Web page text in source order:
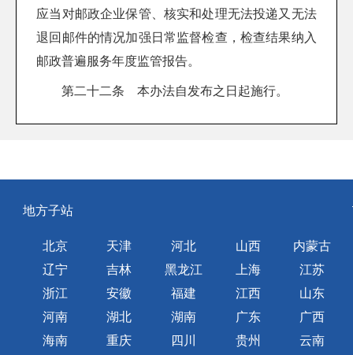
应当对邮政企业保管、核实和处理无法投递又无法
退回邮件的情况加强日常监督检查，检查结果纳入
邮政普遍服务年度监管报告。
第二十二条 本办法自发布之日起施行。
地方子站
北京 天津 河北 山西
内蒙古
辽宁
吉林 黑龙江 上海
江苏
浙江
安徽 福建 江西
山东
河南
湖北 湖南 广东
广西
海南
重庆 四川 贵州 云南